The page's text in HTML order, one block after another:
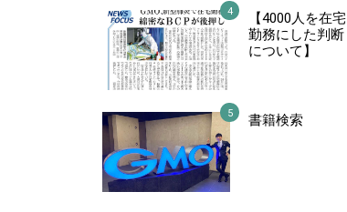
【4000人を在宅
勤務にした判断
について】
書籍検索